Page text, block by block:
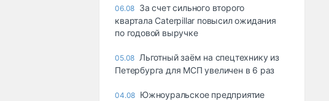
06.08 За счет сильного второго
квартала Caterpillar повысил ожидания
по годовой выручке
05.08 Льготный заём на спецтехнику из
Петербурга для МСП увеличен в 6 раз
04.08 Южноуральское предприятие